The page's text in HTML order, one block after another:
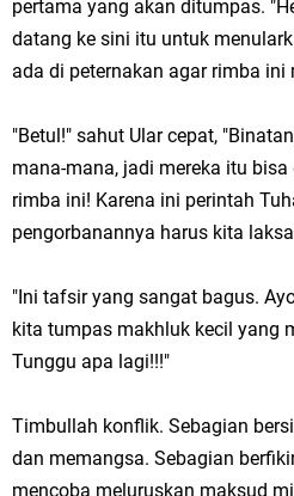
pertama yang akan ditumpas.
datang ke sini itu untuk
ada di peternakan agar rimba
"Betul!" sahut Ular cepat,
mana-mana, jadi mereka itu
rimba ini! Karena ini perintah
pengorbanannya harus kita
"Ini tafsir yang sangat bagus.
kita tumpas makhluk kecil yang
Tunggu apa lagi!!!"
Timbullah konflik. Sebagian
dan memangsa. Sebagian
mencoba meluruskan maksud